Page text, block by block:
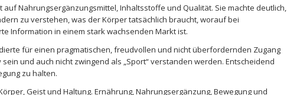
Nahrungsergänzungsmittel, Inhaltsstoffe und Qualität. Sie machte deutlich,
zu verstehen, was der Körper tatsächlich braucht, worauf bei
Information in einem stark wachsenden Markt ist.
für einen pragmatischen, freudvollen und nicht überfordernden Zugang
und auch nicht zwingend als „Sport“ verstanden werden. Entscheidend
zu halten.
Geist und Haltung. Ernährung, Nahrungsergänzung, Bewegung und